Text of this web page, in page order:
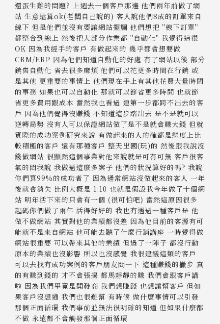
還蛋生雞的問題? 上週去一個客戶那邊 他們兩年前做了網
站 生意還算ok(老闆自己說的) 客人說他們8成的訂單來自
線下 但是他們並沒有要讓網站擺爛 他們想把 "線下訂單"
都整合到線上 然後把大部分作業都 "自動化" 我覺得這很
OK 因為我經手的客戶 有做起來的 幾乎都會想要做
CRM/ERP 因為他們知道自動化的好處 有了網站以後 部分
銷售自動化 省去很多麻煩 他們可以花更多時間在行銷 或
是其他 更重要的事情上 他們現在手上有其他花費大量時間
的事務 如果也可以自動化 那就可以節省更多時間 也就節
省更多費用跟成本 當然我也看過 連第一步都跨不出去的客
戶 因為他們覺得沒賺錢 不知道這步踏出去 是不是就可以
逆轉局勢 沒有人可以保證網站做了是不是就會賺大錢 但就
實際的成功案例研究來說 有做起來的人的確都是態度上比
較積極的客戶 還有那種客戶 整天出國(玩)的 然後跟我說沒
錢做網站 很顯然這個事業對他來說就是可有可無 客戶很客
氣的問我說 我做過這麼多案子 他們的狀況算好的嗎? 我說
你們算99%的成功者了 因為通常網站沒做起來的客人 一年
後就會消失 比例大概是 1:10 也就是假設我今年做了十個網
站 明年活下來的只會有一個 (很可怕吧) 當然這原因很多
起碼你們做了兩年 活得好好的 我也有遇過一種客戶是 他
做不做網站 其實對他的業績都沒差 因為他目前的客源有可
能就不是來自網站 他可能去聽了什麼行銷講座 一時覺得做
網站很重要 可以帶來其他的業績 但過了一陣子 都沒行動
原本的業績也沒影響 所以也沒感覺 我很建議這類的客戶
可以去找有成功案例的客戶朋友問一下 這種賺錢的撇步 真
的有賺到錢的 才不會張揚 都馬靜靜的賺 我們會跟客戶講
啦 因為我們畢竟是開發商 我們想賺錢 也想讓幫客戶 但如
果客戶沒想通 我們也很難幫 有時候 做什麼事情可以引發
那個正面循環 我們事前並無法很明確的知道 但如果什麼都
不做 永遠都不會觸發那個正面循環